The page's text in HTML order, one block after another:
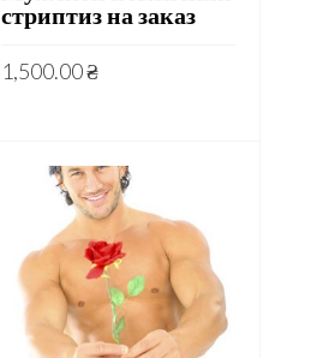
стриптиз на заказ
1,500.00₴